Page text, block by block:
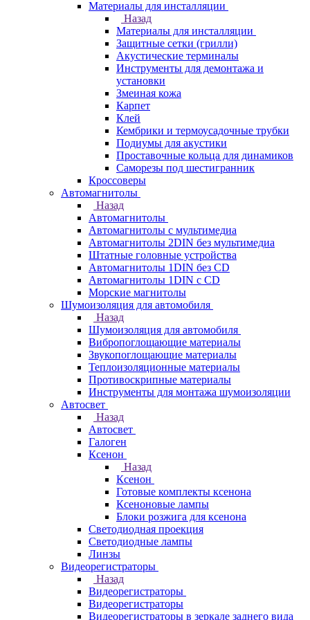
Материалы для инсталляции
Назад
Материалы для инсталляции
Защитные сетки (грилли)
Акустические терминалы
Инструменты для демонтажа и
установки
Змеиная кожа
Карпет
Клей
Кембрики и термоусадочные трубки
Подиумы для акустики
Проставочные кольца для динамиков
Саморезы под шестигранник
Кроссоверы
Автомагнитолы
Назад
Автомагнитолы
Автомагнитолы с мультимедиа
Автомагнитолы 2DIN без мультимедиа
Штатные головные устройства
Автомагнитолы 1DIN без CD
Автомагнитолы 1DIN с CD
Морские магнитолы
Шумоизоляция для автомобиля
Назад
Шумоизоляция для автомобиля
Вибропоглощающие материалы
Звукопоглощающие материалы
Теплоизоляционные материалы
Противоскрипные материалы
Инструменты для монтажа шумоизоляции
Автосвет
Назад
Автосвет
Галоген
Ксенон
Назад
Ксенон
Готовые комплекты ксенона
Ксеноновые лампы
Блоки розжига для ксенона
Светодиодная проекция
Светодиодные лампы
Линзы
Видеорегистраторы
Назад
Видеорегистраторы
Видеорегистраторы
Видеорегистраторы в зеркале заднего вида